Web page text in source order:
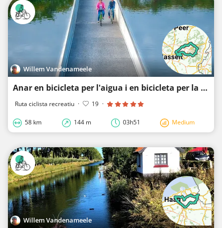
Willem Vandenameele
Anar en bicicleta per l'aigua i en bicicleta per la landa: la millor alternativa, més per la natura
Ruta ciclista recreatiu · 19 ·
58 km 144 m 03h51 Medium
Willem Vandenameele